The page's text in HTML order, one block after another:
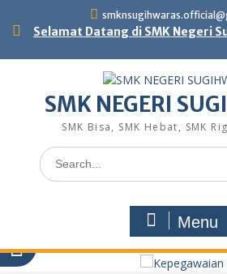
content
Selamat Datang di SMK Negeri
SMK NEGERI
SMK Bisa, SMK Hebat, SMK
Search
for:
Menu